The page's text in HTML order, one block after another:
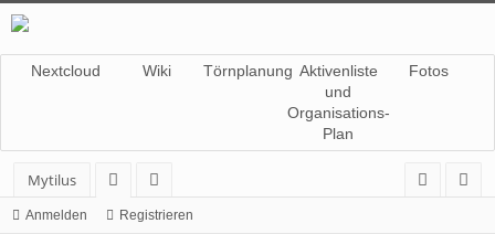
Nextcloud Wiki Törnplanung Aktivenliste
und
Organisations-
Plan
Fotos
Mytilus
or
itg
Anmelden Registrieren